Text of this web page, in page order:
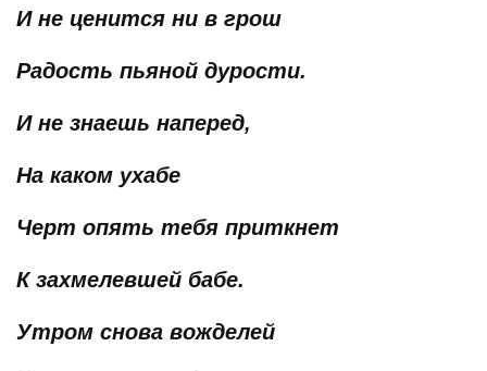
И не ценится ни в грош
Радость пьяной дурости.
И не знаешь наперед,
На каком ухабе
Черт опять тебя приткнет
К захмелевшей бабе.
Утром снова вожделей